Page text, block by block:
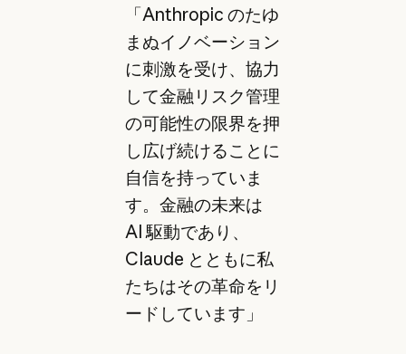
「Anthropic のたゆ
まぬイノベーション
に刺激を受け、協力
して金融リスク管理
の可能性の限界を押
し広げ続けることに
自信を持っていま
す。金融の未来は
AI 駆動であり、
Claude とともに私
たちはその革命をリ
ードしています」